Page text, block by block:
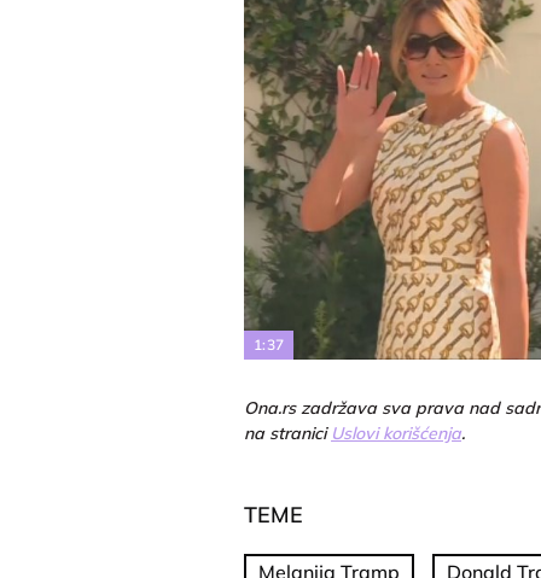
1:37
Ona.rs zadržava sva prava nad
na stranici Uslovi korišćenja.
TEME
Melanija Tramp Donald